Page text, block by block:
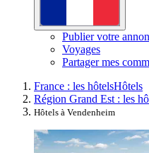
Publier votre
Voyages
Partager mes
France : les hôtelsHôtels
Région Grand Est : les
Hôtels à Vendenheim